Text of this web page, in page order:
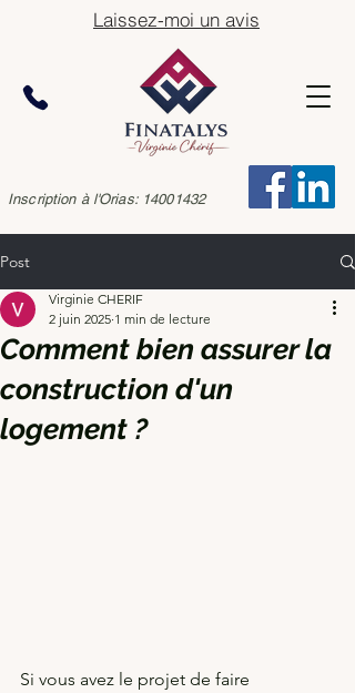
Inscription à l'Orias: 14001432
Laissez-moi un avis
Post
Comment bien assurer la
construction d'un
logement ?
Virginie CHERIF
2 juin 2025 1 min de lecture
Si vous avez le projet de faire